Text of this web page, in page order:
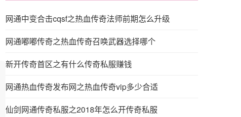
网通中变合击cqsf之热血传奇法师前期怎么升级
网通嘟嘟传奇之热血传奇召唤武器选择哪个
新开传奇首区之有什么传奇私服赚钱
网通热血传奇发布网之热血传奇vip多少合适
仙剑网通传奇私服之2018年怎么开传奇私服